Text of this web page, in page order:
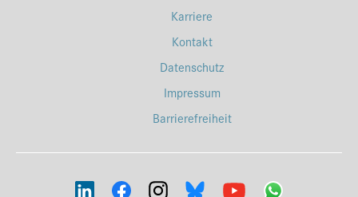
Karriere
Kontakt
Datenschutz
Impressum
Barrierefreiheit